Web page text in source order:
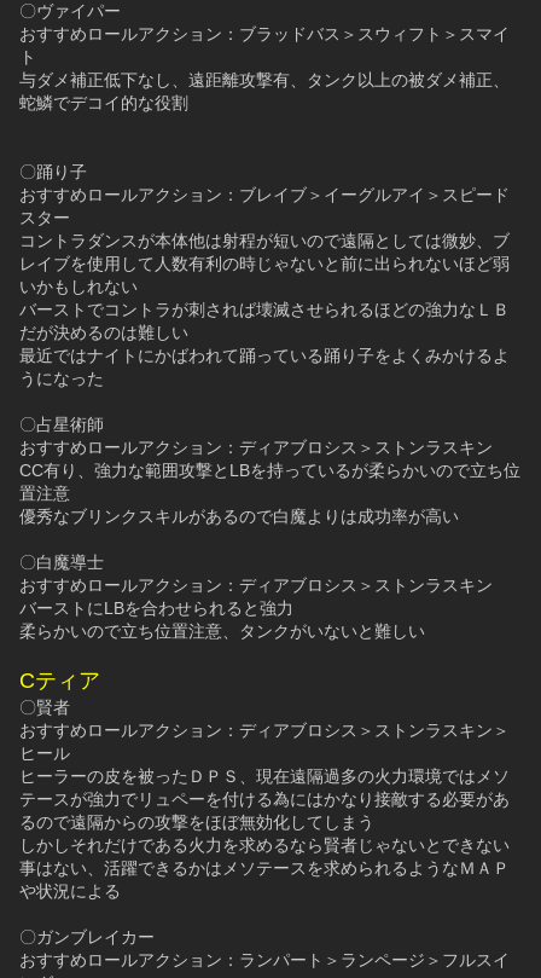
〇ヴァイパー
おすすめロールアクション：ブラッドバス＞スウィフト＞スマイ
ト
与ダメ補正低下なし、遠距離攻撃有、タンク以上の被ダメ補正、
蛇鱗でデコイ的な役割
〇踊り子
おすすめロールアクション：ブレイブ＞イーグルアイ＞スピード
スター
コントラダンスが本体他は射程が短いので遠隔としては微妙、ブ
レイブを使用して人数有利の時じゃないと前に出られないほど弱
いかもしれない
バーストでコントラが刺されば壊滅させられるほどの強力なＬＢ
だが決めるのは難しい
最近ではナイトにかばわれて踊っている踊り子をよくみかけるよ
うになった
〇占星術師
おすすめロールアクション：ディアブロシス＞ストンラスキン
CC有り、強力な範囲攻撃とLBを持っているが柔らかいので立ち位
置注意
優秀なブリンクスキルがあるので白魔よりは成功率が高い
〇白魔導士
おすすめロールアクション：ディアブロシス＞ストンラスキン
バーストにLBを合わせられると強力
柔らかいので立ち位置注意、タンクがいないと難しい
Cティア
〇賢者
おすすめロールアクション：ディアブロシス＞ストンラスキン＞
ヒール
ヒーラーの皮を被ったＤＰＳ、現在遠隔過多の火力環境ではメソ
テースが強力でリュペーを付ける為にはかなり接敵する必要があ
るので遠隔からの攻撃をほぼ無効化してしまう
しかしそれだけである火力を求めるなら賢者じゃないとできない
事はない、活躍できるかはメソテースを求められるようなＭＡＰ
や状況による
〇ガンブレイカー
おすすめロールアクション：ランパート＞ランページ＞フルスイ